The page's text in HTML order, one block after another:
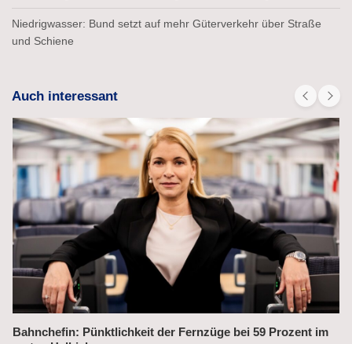
Niedrigwasser: Bund setzt auf mehr Güterverkehr über Straße
und Schiene
Auch interessant
Alex fährt bis 2031 weiter auf der Strecke München–Prag